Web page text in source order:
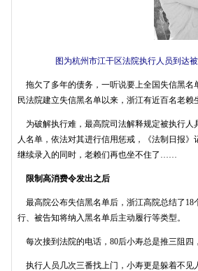
图为杭州市江干区法院执行人员到
拖欠了多年的债务，一听说要上全国失信黑名
民法院建立失信黑名单以来，浙江有近百名老
为破解执行难，最高院司法解释规定被执行人
人名单，依法对其进行信用惩戒，《法制日报
继续录入的同时，老赖们再也坐不住了……
限制高消费令发出之后
最高院公布失信黑名单后，浙江高院总结了18
行、被告知将纳入黑名单后主动履行等类型。
每次接到法院的电话，80后小寿总是推三阻四
执行人员几次三番找上门，小寿更是躲着不见